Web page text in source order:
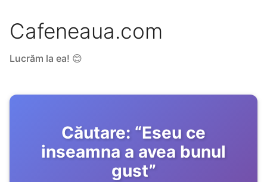
Cafeneaua.com
Lucrăm la ea! 😊
Căutare: “Eseu ce
inseamna a avea bunul
gust”